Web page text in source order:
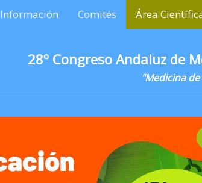
Información Comités Área
28º Congreso Andaluz de
"Medicina